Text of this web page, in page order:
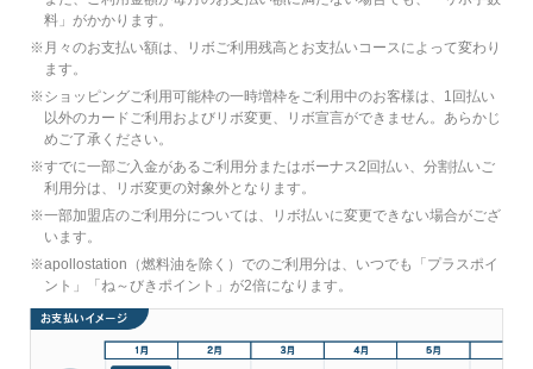
料」がかかります。
※ 月々のお支払い額は、リボご利用残高とお支払いコースによって変わり
ます。
※ショッピングご利用可能枠の一時増枠をご利用中のお客様は、1回払い
以外のカードご利用およびリボ変更、リボ宣言ができません。あらかじ
めご了承ください。
※すでに一部ご入金があるご利用分またはボーナス2回払い、分割払いご
利用分は、リボ変更の対象外となります。
※一部加盟店のご利用分については、リボ払いに変更できない場合がござ
います。
※apollostation（燃料油を除く）でのご利用分は、いつでも「プラスポイ
ント」「ね～びきポイント」が2倍になります。